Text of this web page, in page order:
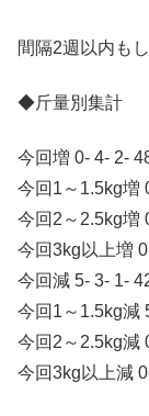
間隔2週以内も
◆斤量別集計
今回増 0- 4- 2-
今回1～1.5kg増
今回2～2.5kg増
今回3kg以上増
今回減 5- 3- 1-
今回1～1.5kg減
今回2～2.5kg減
今回3kg以上減